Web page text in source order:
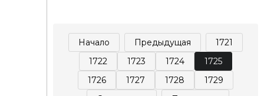
Начало Предыдущая
1721
1722
1723 1724
1725
1726
1727 1728
1729